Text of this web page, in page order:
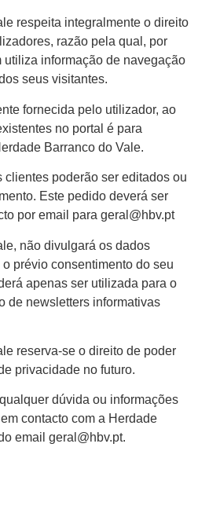
respeita integralmente o direito
razão pela qual, por
utiliza informação de navegação
seus visitantes.
fornecida pelo utilizador, ao
no portal é para
Barranco do Vale.
poderão ser editados ou
Este pedido deverá ser
por email para geral@hbv.pt
não divulgará os dados
prévio consentimento do seu
apenas ser utilizada para o
de newsletters informativas
reserva-se o direito de poder
privacidade no futuro.
dúvida ou informações
contacto com a Herdade
email geral@hbv.pt.